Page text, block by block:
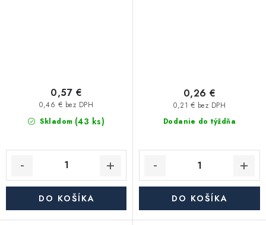
Skladom (43 ks)
0,46 € bez DPH
0,57 €
DO KOŠÍKA
Dodanie do týždňa
0,21 € bez DPH
0,26 €
DO KOŠÍKA